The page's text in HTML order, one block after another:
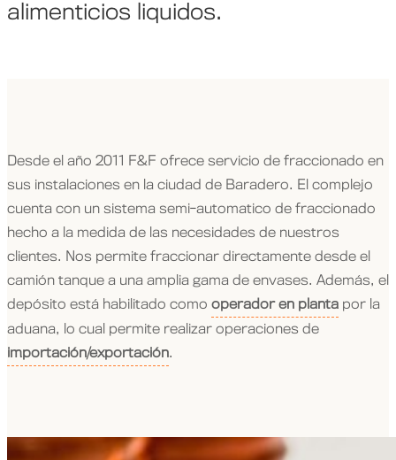
alimenticios liquidos.
Desde el año 2011 F&F ofrece servicio de fraccionado en
sus instalaciones en la ciudad de Baradero. El complejo
cuenta con un sistema semi-automatico de fraccionado
hecho a la medida de las necesidades de nuestros
clientes. Nos permite fraccionar directamente desde el
camión tanque a una amplia gama de envases. Además, el
depósito está habilitado como operador en planta por la
aduana, lo cual permite realizar operaciones de
importación/exportación.